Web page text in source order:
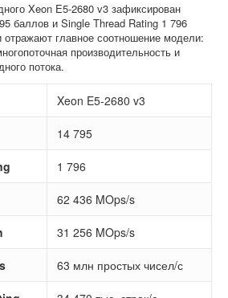
Xeon E5-2680 v3 зафиксирован
баллов и Single Thread Rating 1 796
отражают главное соотношение модели:
производительность и
потока.
Xeon E5-2680 v3
14 795
1 796
62 436 MOps/s
31 256 MOps/s
63 млн простых чисел/с